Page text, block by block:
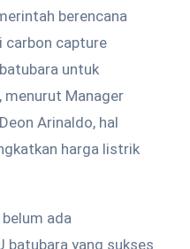
berencana
carbon capture
untuk
menurut Manager
Arinaldo, hal
harga listrik
ada
batubara yang sukses